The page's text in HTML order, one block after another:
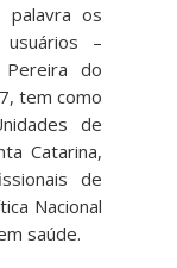
palavra os
–
Pereira do
tem como
de
Catarina,
de
Nacional
saúde.